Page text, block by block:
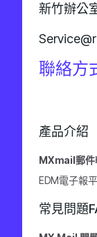
新竹辦公
聯絡方
產品介紹
MXmail郵件
EDM電子報
常見問題